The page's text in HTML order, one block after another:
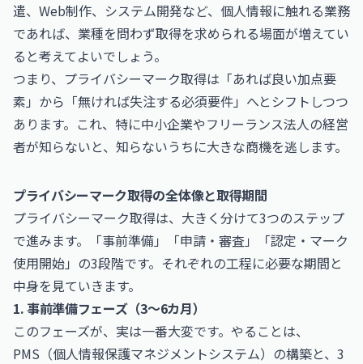
遣、Web制作、システム開発など、個人情報に触れる業務
であれば、業種を問わず取得を求められる場面が増えてい
ると考えてよいでしょう。
つまり、プライバシーマーク取得は「あれば良い加点要
素」から「無ければ失注する必須要件」へとシフトしつつ
あります。これ、特に中小企業やフリーランス法人の経営
者が知らないと、知らないうちに大きな商機を逃します。
プライバシーマーク取得の全体像と取得期間
プライバシーマーク取得は、大きく分けて3つのステップ
で進みます。「事前準備」「申請・審査」「認定・マーク
使用開始」の3段階です。それぞれの工程に必要な期間と
中身を見ていきます。
1. 事前準備フェーズ（3〜6カ月）
このフェーズが、実は一番大変です。やることは、
PMS（個人情報保護マネジメントシステム）の構築と、3